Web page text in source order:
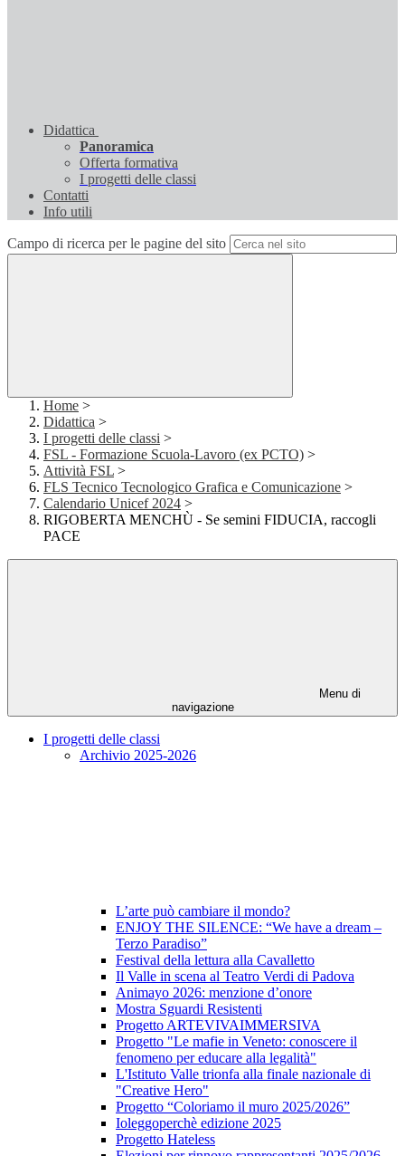
Didattica
Panoramica
Offerta formativa
I progetti delle classi
Contatti
Info utili
Campo di ricerca per le pagine del sito
Home >
Didattica >
I progetti delle classi >
FSL - Formazione Scuola-Lavoro (ex PCTO) >
Attività FSL >
FLS Tecnico Tecnologico Grafica e Comunicazione >
Calendario Unicef 2024 >
RIGOBERTA MENCHÙ - Se semini FIDUCIA, raccogli
PACE
Menu di
navigazione
I progetti delle classi
Archivio 2025-2026
L’arte può cambiare il mondo?
ENJOY THE SILENCE: “We have a dream –
Terzo Paradiso”
Festival della lettura alla Cavalletto
Il Valle in scena al Teatro Verdi di Padova
Animayo 2026: menzione d’onore
Mostra Sguardi Resistenti
Progetto ARTEVIVAIMMERSIVA
Progetto "Le mafie in Veneto: conoscere il
fenomeno per educare alla legalità"
L'Istituto Valle trionfa alla finale nazionale di
"Creative Hero"
Progetto “Coloriamo il muro 2025/2026”
Ioleggoperchè edizione 2025
Progetto Hateless